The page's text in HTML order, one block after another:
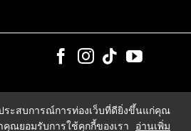
ระสบการณ์การท่องเว็บที่ดียิ่งขึ้นแก่คุณ
คุณยอมรับการใช้คุกกี้ของเรา
อ่านเพิ่ม